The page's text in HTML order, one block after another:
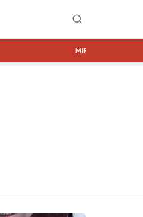
MIRË SE VINI NË NGJYRA.COM